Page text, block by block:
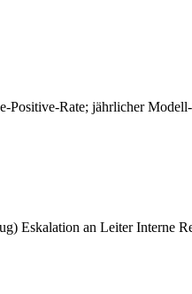
Positive-Rate; jährlicher
Eskalation an Leiter